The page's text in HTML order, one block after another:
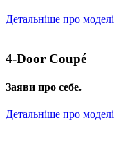
Детальніше про моделі
4-Door Coupé
Заяви про себе.
Детальніше про моделі